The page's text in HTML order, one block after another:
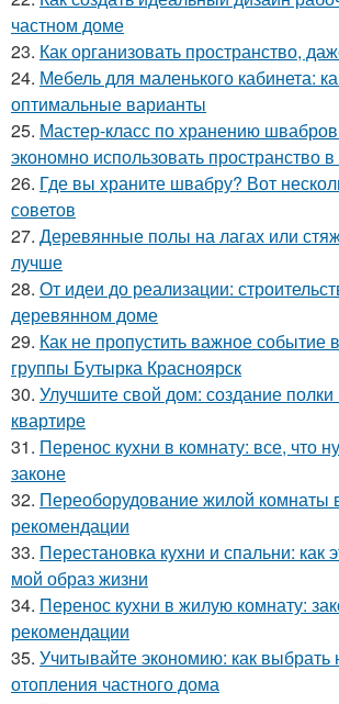
частном доме
23. Как организовать пространство,
24. Мебель для маленького кабинета:
оптимальные варианты
25. Мастер-класс по хранению
экономно использовать пространство
26. Где вы храните швабру? Вот
советов
27. Деревянные полы на лагах или
лучше
28. От идеи до реализации:
деревянном доме
29. Как не пропустить важное событие
группы Бутырка Красноярск
30. Улучшите свой дом: создание полки
квартире
31. Перенос кухни в комнату: все, что
законе
32. Переоборудование жилой комнаты
рекомендации
33. Перестановка кухни и спальни: как
мой образ жизни
34. Перенос кухни в жилую комнату:
рекомендации
35. Учитывайте экономию: как выбрать
отопления частного дома